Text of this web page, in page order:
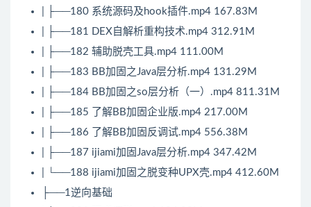
| ├──180 系统源码及hook插件.mp4 167.83M
| ├──181 DEX自解析重构技术.mp4 312.91M
| ├──182 辅助脱壳工具.mp4 111.00M
| ├──183 BB加固之Java层分析.mp4 131.29M
| ├──184 BB加固之so层分析（一）.mp4 811.31M
| ├──185 了解BB加固企业版.mp4 217.00M
| ├──186 了解BB加固反调试.mp4 556.38M
| ├──187 ijiami加固 Java层分析.mp4 347.42M
| └──188 ijiami加固之脱变种UPX壳.mp4 412.60M
├──1逆向基础